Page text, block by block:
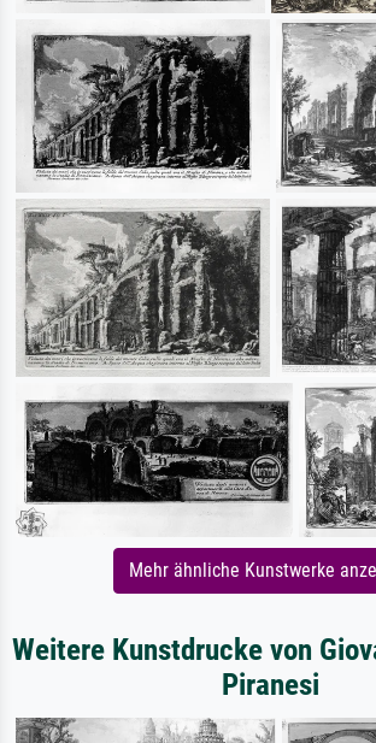
Mehr ähnliche Kunstwerke
Weitere Kunstdrucke von
Piranesi